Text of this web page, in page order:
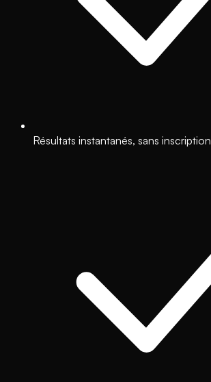
Résultats instantanés, sans inscription